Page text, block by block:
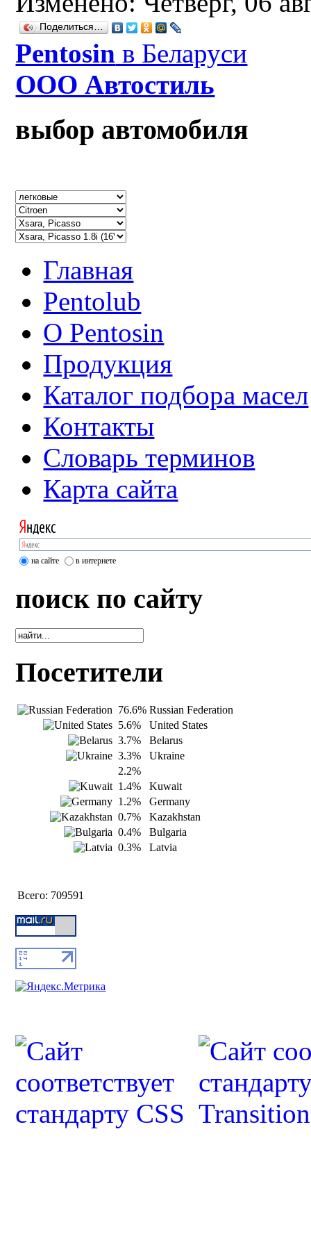
Поделиться…
Рentosin в Беларуси
ООО Автостиль
выбор автомобиля
Главная
Pentolub
О Pentosin
Продукция
Каталог подбора масел
Контакты
Словарь терминов
Карта сайта
на сайте в интернете
поиск по сайту
Посетители
76.6% Russian Federation
5.6%
United States
3.7%
Belarus
3.3%
Ukraine
2.2%
1.4%
Kuwait
1.2%
Germany
0.7%
Kazakhstan
0.4%
Bulgaria
0.3%
Latvia
Всего: 709591